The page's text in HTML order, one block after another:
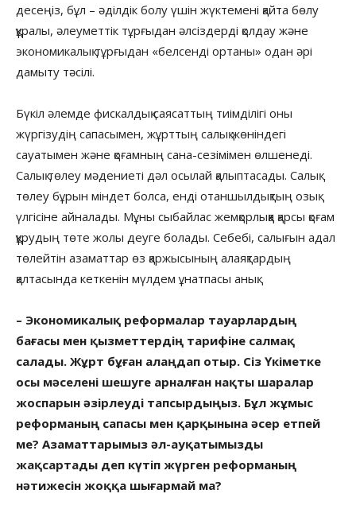
десеңіз, бұл – әділдік болу үшін жүктемені қайта бөлу
құралы, әлеуметтік тұрғыдан әлсіздерді қолдау және
экономикалық тұрғыдан «белсенді ортаны» одан әрі
дамыту тәсілі.
Бүкіл әлемде фискалдық саясаттың тиімділігі оны
жүргізудің сапасымен, жұрттың салық жөніндегі
сауатымен және қоғамның сана-сезімімен өлшенеді.
Салық төлеу мәдениеті дәл осылай қалыптасады. Салық
төлеу бұрын міндет болса, енді отаншылдықтың озық
үлгісіне айналады. Мұны сыбайлас жемқорлыққа қарсы қоғам
құрудың төте жолы деуге болады. Себебі, салығын адал
төлейтін азаматтар өз қаржысының алаяқтардың
қалтасында кеткенін мүлдем ұнатпасы анық.
– Экономикалық реформалар тауарлардың
бағасы мен қызметтердің тарифіне салмақ
салады. Жұрт бұған алаңдап отыр. Сіз Үкіметке
осы мәселені шешуге арналған нақты шаралар
жоспарын әзірлеуді тапсырдыңыз. Бұл жұмыс
реформаның сапасы мен қарқынына әсер етпей
ме? Азаматтарымыз әл-ауқатымызды
жақсартады деп күтіп жүрген реформаның
нәтижесін жоққа шығармай ма?